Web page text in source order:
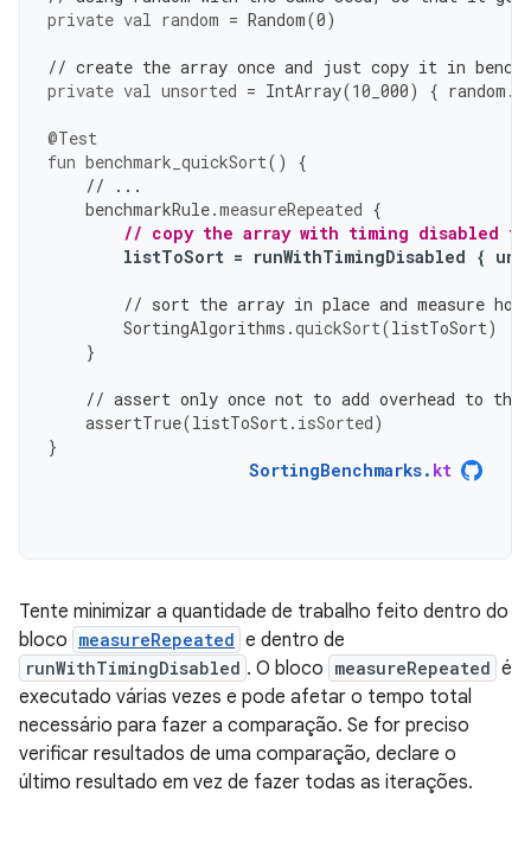
private val random = Random(0)
// create the array once and just copy it in
private val unsorted = IntArray(10 _000) { random .
@Test
fun benchmark_quickSort()
{
// ...
benchmarkRule.measureRepeated {
// copy the array with timing disabled
listToSort = runWithTimingDisabled {
// sort the array in place and measure
SortingAlgorithms .quickSort(listToSort)
}
// assert only once not to add overhead to the
assertTrue(listToSort. isSorted)
}
SortingBenchmarks. kt
Tente minimizar a quantidade de trabalho feito dentro do
bloco measureRepeated e dentro de
runWithTimingDisabled . O bloco measureRepeated é
executado várias vezes e pode afetar o tempo total
necessário para fazer a comparação. Se for preciso
verificar resultados de uma comparação, declare o
último resultado em vez de fazer todas as iterações.